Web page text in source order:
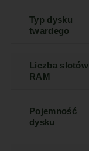
Typ dysku
twardego
Liczba slotów
RAM
Pojemność
dysku